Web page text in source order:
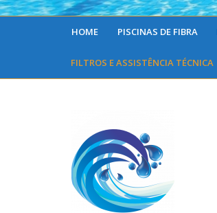
HOME PISCINAS DE FIBRA
FILTROS E ASSISTÊNCIA TÉCNICA